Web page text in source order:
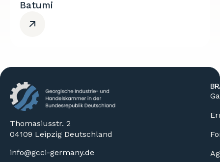
Batumi
Thomasiusstr. 2
04109 Leipzig Deutschland
info@gcci-germany.de